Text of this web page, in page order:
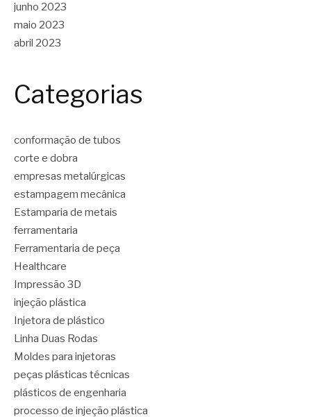
junho 2023
maio 2023
abril 2023
Categorias
conformação de tubos
corte e dobra
empresas metalúrgicas
estampagem mecânica
Estamparia de metais
ferramentaria
Ferramentaria de peça
Healthcare
Impressão 3D
injeção plástica
Injetora de plástico
Linha Duas Rodas
Moldes para injetoras
peças plásticas técnicas
plásticos de engenharia
processo de injeção plástica